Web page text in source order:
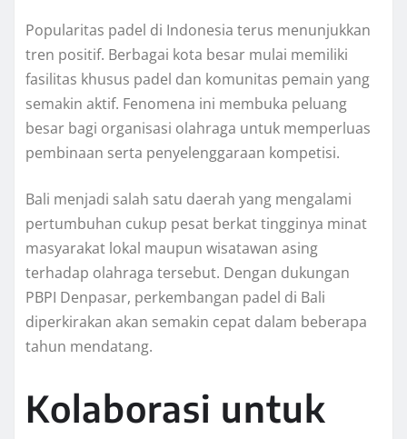
Popularitas padel di Indonesia terus menunjukkan
tren positif. Berbagai kota besar mulai memiliki
fasilitas khusus padel dan komunitas pemain yang
semakin aktif. Fenomena ini membuka peluang
besar bagi organisasi olahraga untuk memperluas
pembinaan serta penyelenggaraan kompetisi.
Bali menjadi salah satu daerah yang mengalami
pertumbuhan cukup pesat berkat tingginya minat
masyarakat lokal maupun wisatawan asing
terhadap olahraga tersebut. Dengan dukungan
PBPI Denpasar, perkembangan padel di Bali
diperkirakan akan semakin cepat dalam beberapa
tahun mendatang.
Kolaborasi untuk